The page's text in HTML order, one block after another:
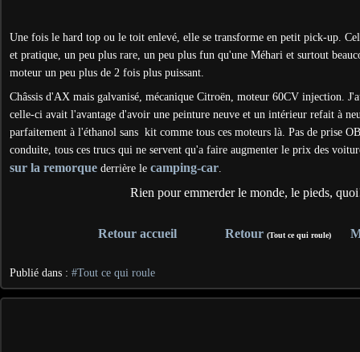
Une fois le hard top ou le toit enlevé, elle se transforme en petit pick-up.
et pratique, un peu plus rare, un peu plus fun qu'une Méhari et surtout
moteur un peu plus de 2 fois plus puissant.
Châssis d'AX mais galvanisé, mécanique Citroën, moteur 60CV injection.
celle-ci avait l'avantage d'avoir une peinture neuve et un intérieur refait à
parfaitement à l'éthanol sans kit comme tous ces moteurs là. Pas de prise
conduite, tous ces trucs qui ne servent qu'a faire augmenter le prix des
sur la remorque derrière le camping-car.
Rien pour emmerder le monde, le pieds,
Retour accueil Retour (Tout ce qui roule)
Publié dans : #Tout ce qui roule